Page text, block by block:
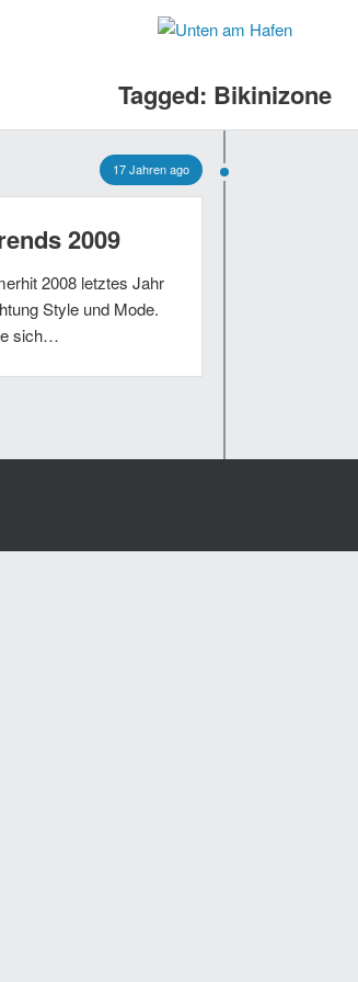
Tagged: Bikinizone
17 Jahren ago
2009
2008 letztes Jahr
Style und Mode.
sich…